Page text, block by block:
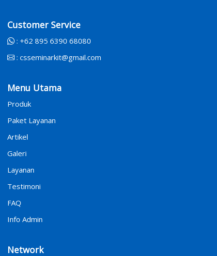
Customer Service
: +62 895 6390 68080
: csseminarkit@gmail.com
Menu Utama
Produk
Paket Layanan
Artikel
Galeri
Layanan
Testimoni
FAQ
Info Admin
Network